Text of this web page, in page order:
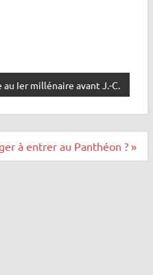
Ier millénaire avant J.-C.
à entrer au Panthéon ? »